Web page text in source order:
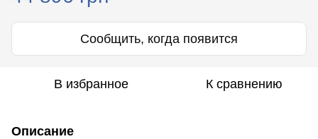
Сообщить, когда появится
В избранное К сравнению
Описание